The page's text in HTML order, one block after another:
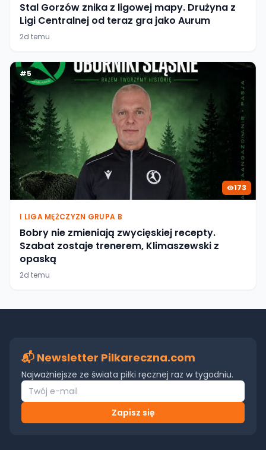
Stal Gorzów znika z ligowej mapy. Drużyna z
Ligi Centralnej od teraz gra jako Aurum
2d temu
#5
173
I LIGA MĘŻCZYZN GRUPA B
Bobry nie zmieniają zwycięskiej recepty.
Szabat zostaje trenerem, Klimaszewski z
opaską
2d temu
📬 Newsletter Pilkareczna.com
Najważniejsze ze świata piłki ręcznej raz w tygodniu.
Zapisz się